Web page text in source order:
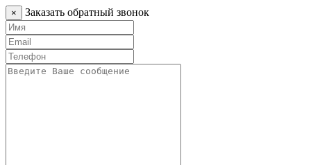
× Заказать обратный звонок